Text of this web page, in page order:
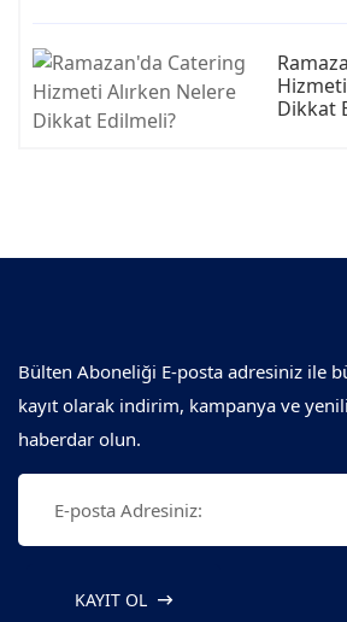
Dikkat
Bülten Aboneliği E-posta adresiniz ile
kayıt olarak indirim, kampanya ve
haberdar olun.
KAYIT OL